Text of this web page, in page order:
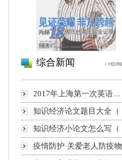
综合新闻
2017年上海第一次英语高考
知识经济论文题目大全（
知识经济小论文怎么写（
疫情防护·关爱老人防疫物